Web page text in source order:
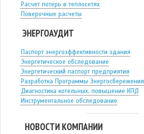
Расчет потерь в теплосетях
Поверочные расчеты
ЭНЕРГОАУДИТ
Паспорт энергоэффективности здания
Энергетическое обследование
Энергетический паспорт предприятия
Разработка Программы Энергосбережения
Диагностика котельных, повышение КПД
Инструментальное обследование
НОВОСТИ КОМПАНИИ